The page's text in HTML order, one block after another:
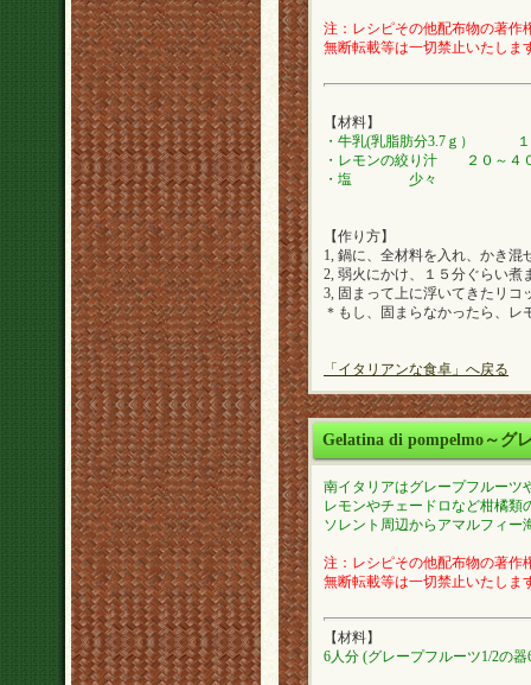
注：レシピその他配布物の著作
無断転載等は一切禁止いたしま
【材料】
・牛乳(乳脂肪分3.7ｇ）
・レモンの絞り汁 ２０～４
・塩 少々
【作り方】
1, 鍋に、全材料を入れ、かき混
2, 弱火にかけ、１５分ぐらい煮
3, 固まって上に浮いてきたリコ
＊もし、固まらなかったら、レ
「イタリアンな食卓」へ戻る
Gelatina di pompelmo～グ
南イタリアはグレープフルーツ
レモンやチェードロなど柑橘類
ソレント周辺からアマルフィー
注：レシピその他配布物の著作
無断転載等は一切禁止いたしま
【材料】
6人分 (グレープフルーツ1/2の器